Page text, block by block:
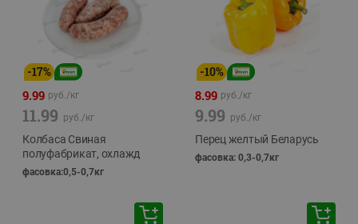
-17%
9.99 руб./кг
11.99 руб./кг
Колбаса Свиная
полуфабрикат, охлажд
фасовка:0,5-0,7кг
-10%
8.99 руб./кг
9.99 руб./кг
Перец желтый Беларусь
фасовка: 0,3-0,7кг